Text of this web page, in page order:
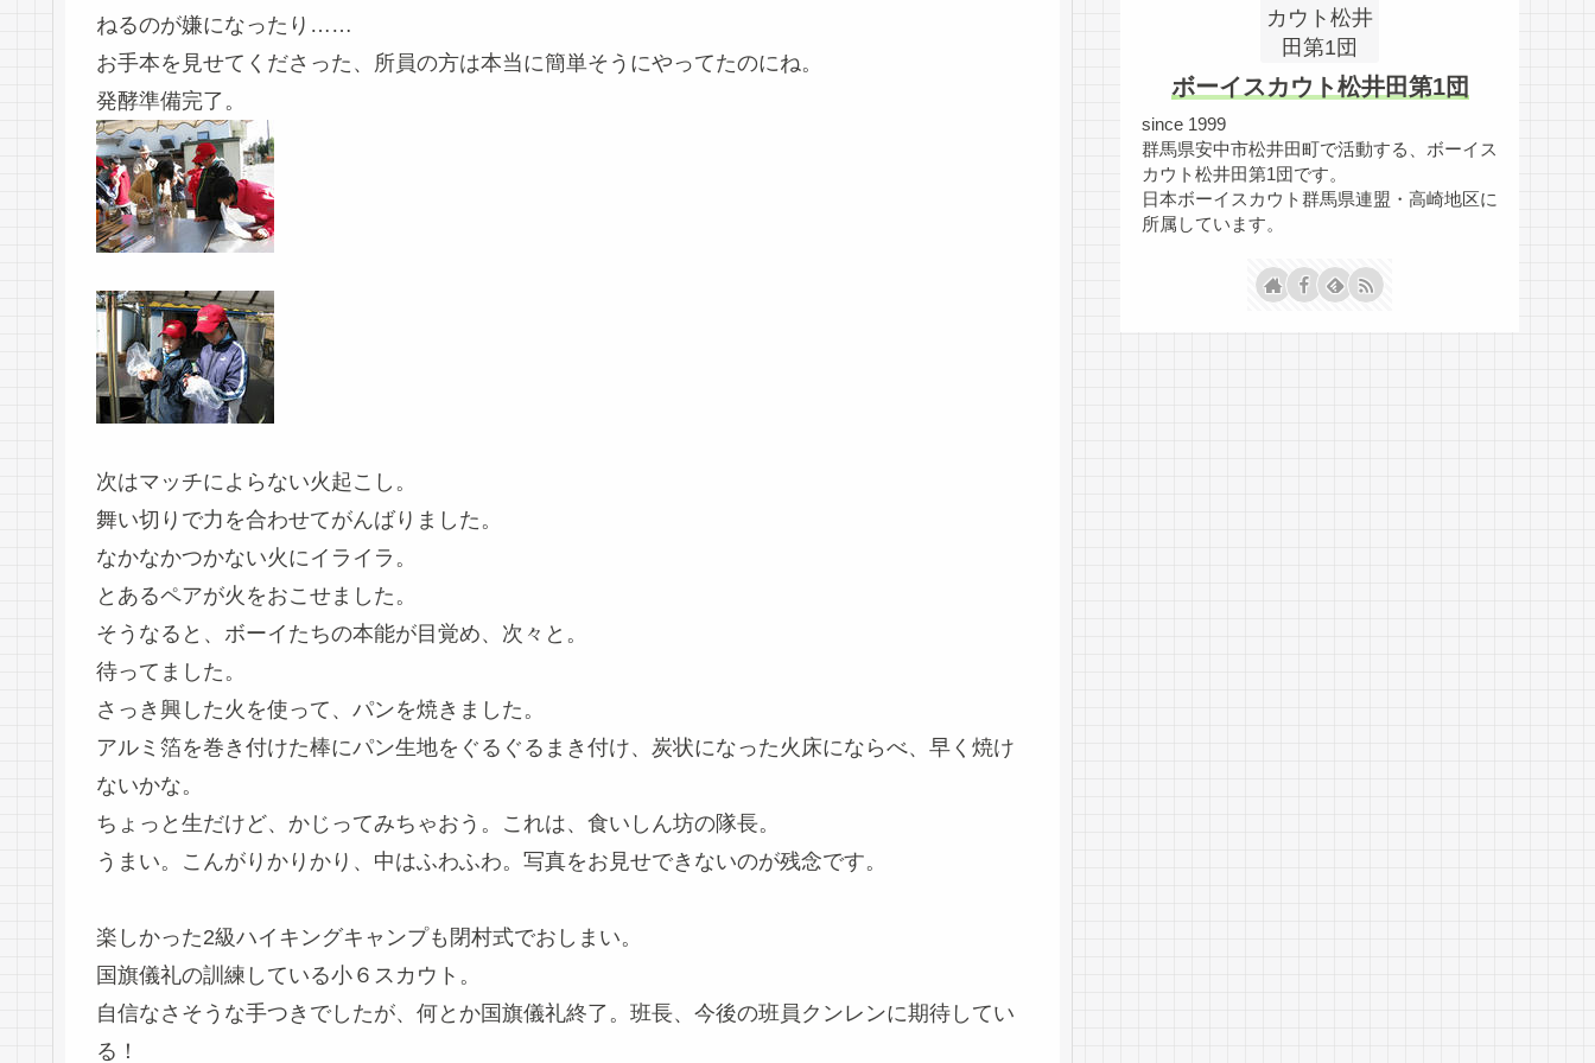
ねるのが嫌になったり……
お手本を見せてくださった、所員の方は本当に簡単そうにやってたのにね。
発酵準備完了。
次はマッチによらない火起こし。
舞い切りで力を合わせてがんばりました。
なかなかつかない火にイライラ。
とあるペアが火をおこせました。
そうなると、ボーイたちの本能が目覚め、次々と。
待ってました。
さっき興した火を使って、パンを焼きました。
アルミ箔を巻き付けた棒にパン生地をぐるぐるまき付け、炭状になった火床にならべ、早く焼け
ないかな。
ちょっと生だけど、かじってみちゃおう。これは、食いしん坊の隊長。
うまい。こんがりかりかり、中はふわふわ。写真をお見せできないのが残念です。
楽しかった2級ハイキングキャンプも閉村式でおしまい。
国旗儀礼の訓練している小６スカウト。
自信なさそうな手つきでしたが、何とか国旗儀礼終了。班長、今後の班員クンレンに期待してい
る！
ボーイスカウト松井田第1団
since 1999
群馬県安中市松井田町で活動する、ボーイス
カウト松井田第1団です。
日本ボーイスカウト群馬県連盟・高崎地区に
所属しています。